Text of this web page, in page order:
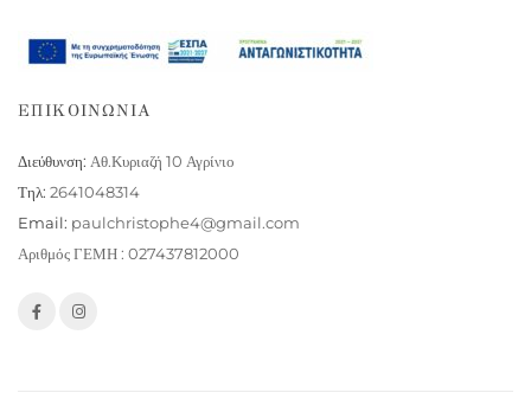
ΕΠΙΚΟΙΝΩΝΙΑ
Διεύθυνση: Αθ.Κυριαζή 10 Αγρίνιο
Τηλ: 2641048314
Email: paulchristophe4@gmail.com
Αριθμός ΓΕΜΗ : 027437812000